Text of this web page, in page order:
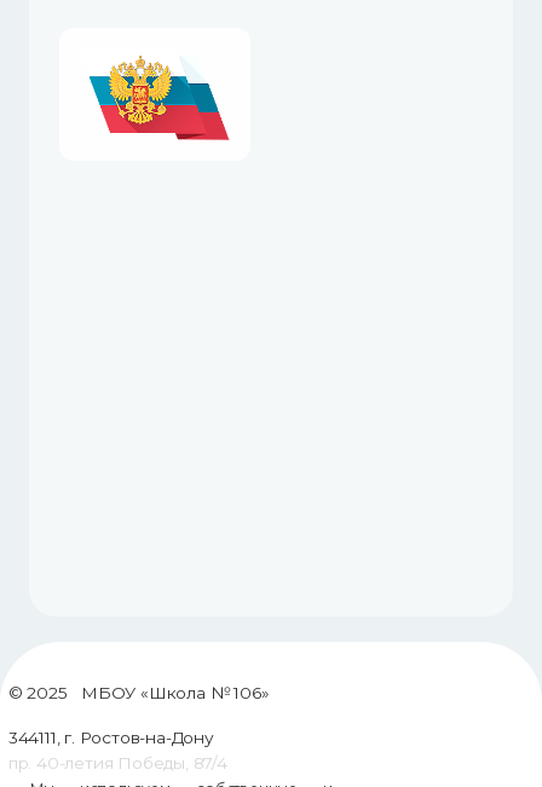
© 2025 МБОУ «Школа № 106»
344111, г. Ростов-на-Дону
пр. 40-летия Победы, 87/4